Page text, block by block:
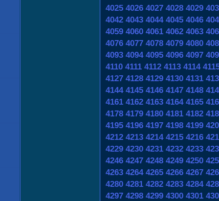
4025 4026 4027 4028 4029
4042 4043 4044 4045 4046
4059 4060 4061 4062 4063
4076 4077 4078 4079 4080
4093 4094 4095 4096 4097
4110 4111 4112 4113 4114
4127 4128 4129 4130 4131
4144 4145 4146 4147 4148
4161 4162 4163 4164 4165
4178 4179 4180 4181 4182
4195 4196 4197 4198 4199
4212 4213 4214 4215 4216
4229 4230 4231 4232 4233
4246 4247 4248 4249 4250
4263 4264 4265 4266 4267
4280 4281 4282 4283 4284
4297 4298 4299 4300 4301